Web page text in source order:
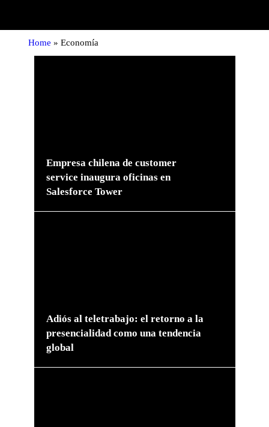
Home » Economía
Empresa chilena de customer
service inaugura oficinas en
Salesforce Tower
Adiós al teletrabajo: el retorno a la
presencialidad como una tendencia
global